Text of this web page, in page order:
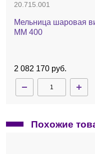
20.715.001
Мельница шаровая
MM 400
2 082 170 руб.
Похожие